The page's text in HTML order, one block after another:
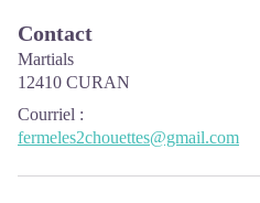
Contact
Martials
12410 CURAN
Courriel :
fermeles2chouettes@gmail.com